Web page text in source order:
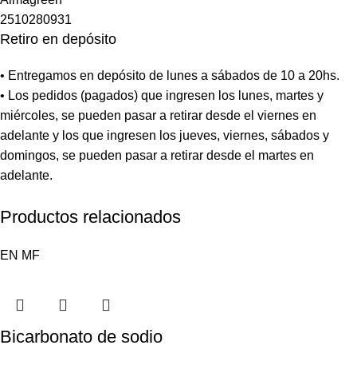
Retiro en depósito
• Entregamos en depósito de lunes a sábados de 10 a 20hs.
• Los pedidos (pagados) que ingresen los lunes, martes y
miércoles, se pueden pasar a retirar desde el viernes en
adelante y los que ingresen los jueves, viernes, sábados y
domingos, se pueden pasar a retirar desde el martes en
adelante.
Productos relacionados
EN MF
Bicarbonato de sodio